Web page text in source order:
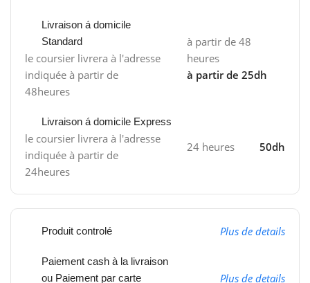
Livraison á domicile
Standard
le coursier livrera à l'adresse
indiquée à partir de
48heures
à partir de 48
heures
à partir de 25dh
Livraison á domicile Express
le coursier livrera à l'adresse
indiquée à partir de
24heures
24 heures 50dh
Produit controlé Plus de details
Paiement cash à la livraison
ou Paiement par carte
Plus de details